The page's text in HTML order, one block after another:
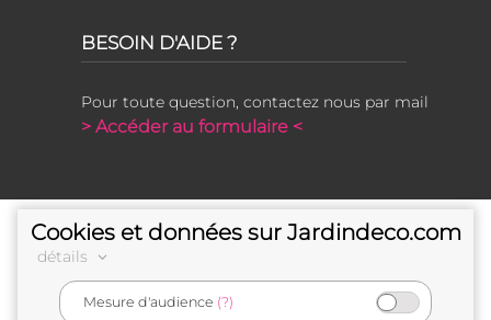
BESOIN D'AIDE ?
Pour toute question, contactez nous par mail
> Accéder au formulaire <
Cookies et données sur Jardindeco.com
détails
Mesure d'audience (?)